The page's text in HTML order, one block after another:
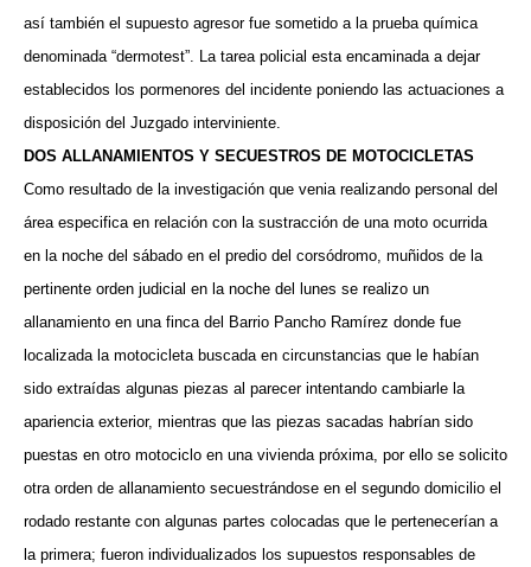
así también el supuesto agresor fue sometido a la prueba química
denominada “dermotest”. La tarea policial esta encaminada a dejar
establecidos los pormenores del incidente poniendo las actuaciones a
disposición del Juzgado interviniente.
DOS ALLANAMIENTOS Y SECUESTROS DE MOTOCICLETAS
Como resultado de la investigación que venia realizando personal del
área especifica en relación con la sustracción de una moto ocurrida
en la noche del sábado en el predio del corsódromo, muñidos de la
pertinente orden judicial en la noche del lunes se realizo un
allanamiento en una finca del Barrio Pancho Ramírez donde fue
localizada la motocicleta buscada en circunstancias que le habían
sido extraídas algunas piezas al parecer intentando cambiarle la
apariencia exterior, mientras que las piezas sacadas habrían sido
puestas en otro motociclo en una vivienda próxima, por ello se solicito
otra orden de allanamiento secuestrándose en el segundo domicilio el
rodado restante con algunas partes colocadas que le pertenecerían a
la primera; fueron individualizados los supuestos responsables de